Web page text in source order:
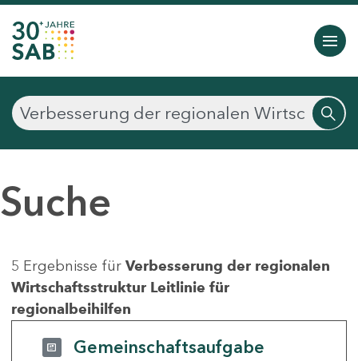
Suche
5 Ergebnisse für Verbesserung der regionalen
Wirtschaftsstruktur Leitlinie für
regionalbeihilfen
Gemeinschaftsaufgabe